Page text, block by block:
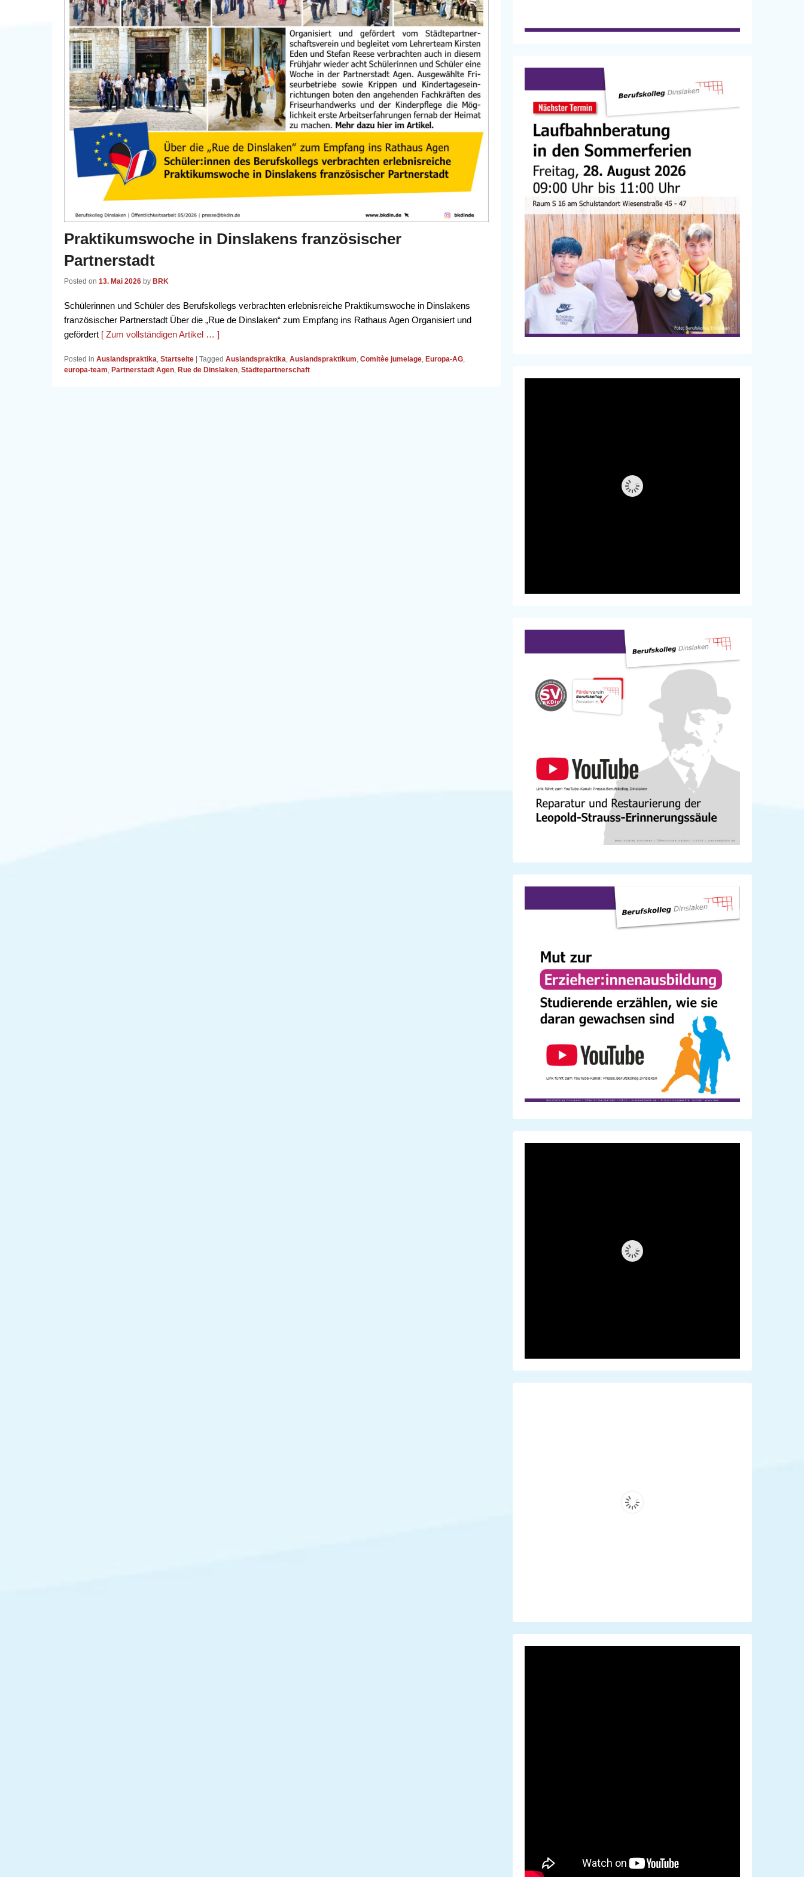
Praktikumswoche in Dinslakens französischer
Partnerstadt
Posted on 13. Mai 2026 by BRK
Schülerinnen und Schüler des Berufskollegs verbrachten erlebnisreiche Praktikumswoche in Dinslakens
französischer Partnerstadt Über die „Rue de Dinslaken“ zum Empfang ins Rathaus Agen Organisiert und
gefördert [ Zum vollständigen Artikel … ]
Posted in Auslandspraktika, Startseite | Tagged Auslandspraktika, Auslandspraktikum, Comitèe jumelage, Europa-AG,
europa-team, Partnerstadt Agen, Rue de Dinslaken, Städtepartnerschaft